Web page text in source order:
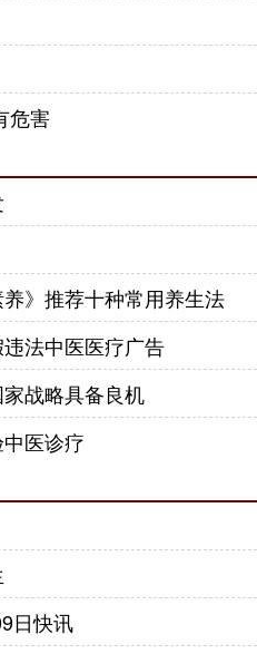
危害
》推荐十种常用养生法
法中医医疗广告
战略具备良机
医诊疗
日快讯